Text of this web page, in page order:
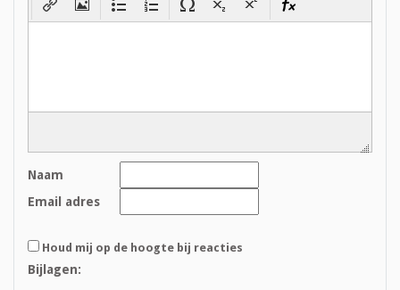
Naam
Email adres
Houd mij op de hoogte bij reacties
Bijlagen: